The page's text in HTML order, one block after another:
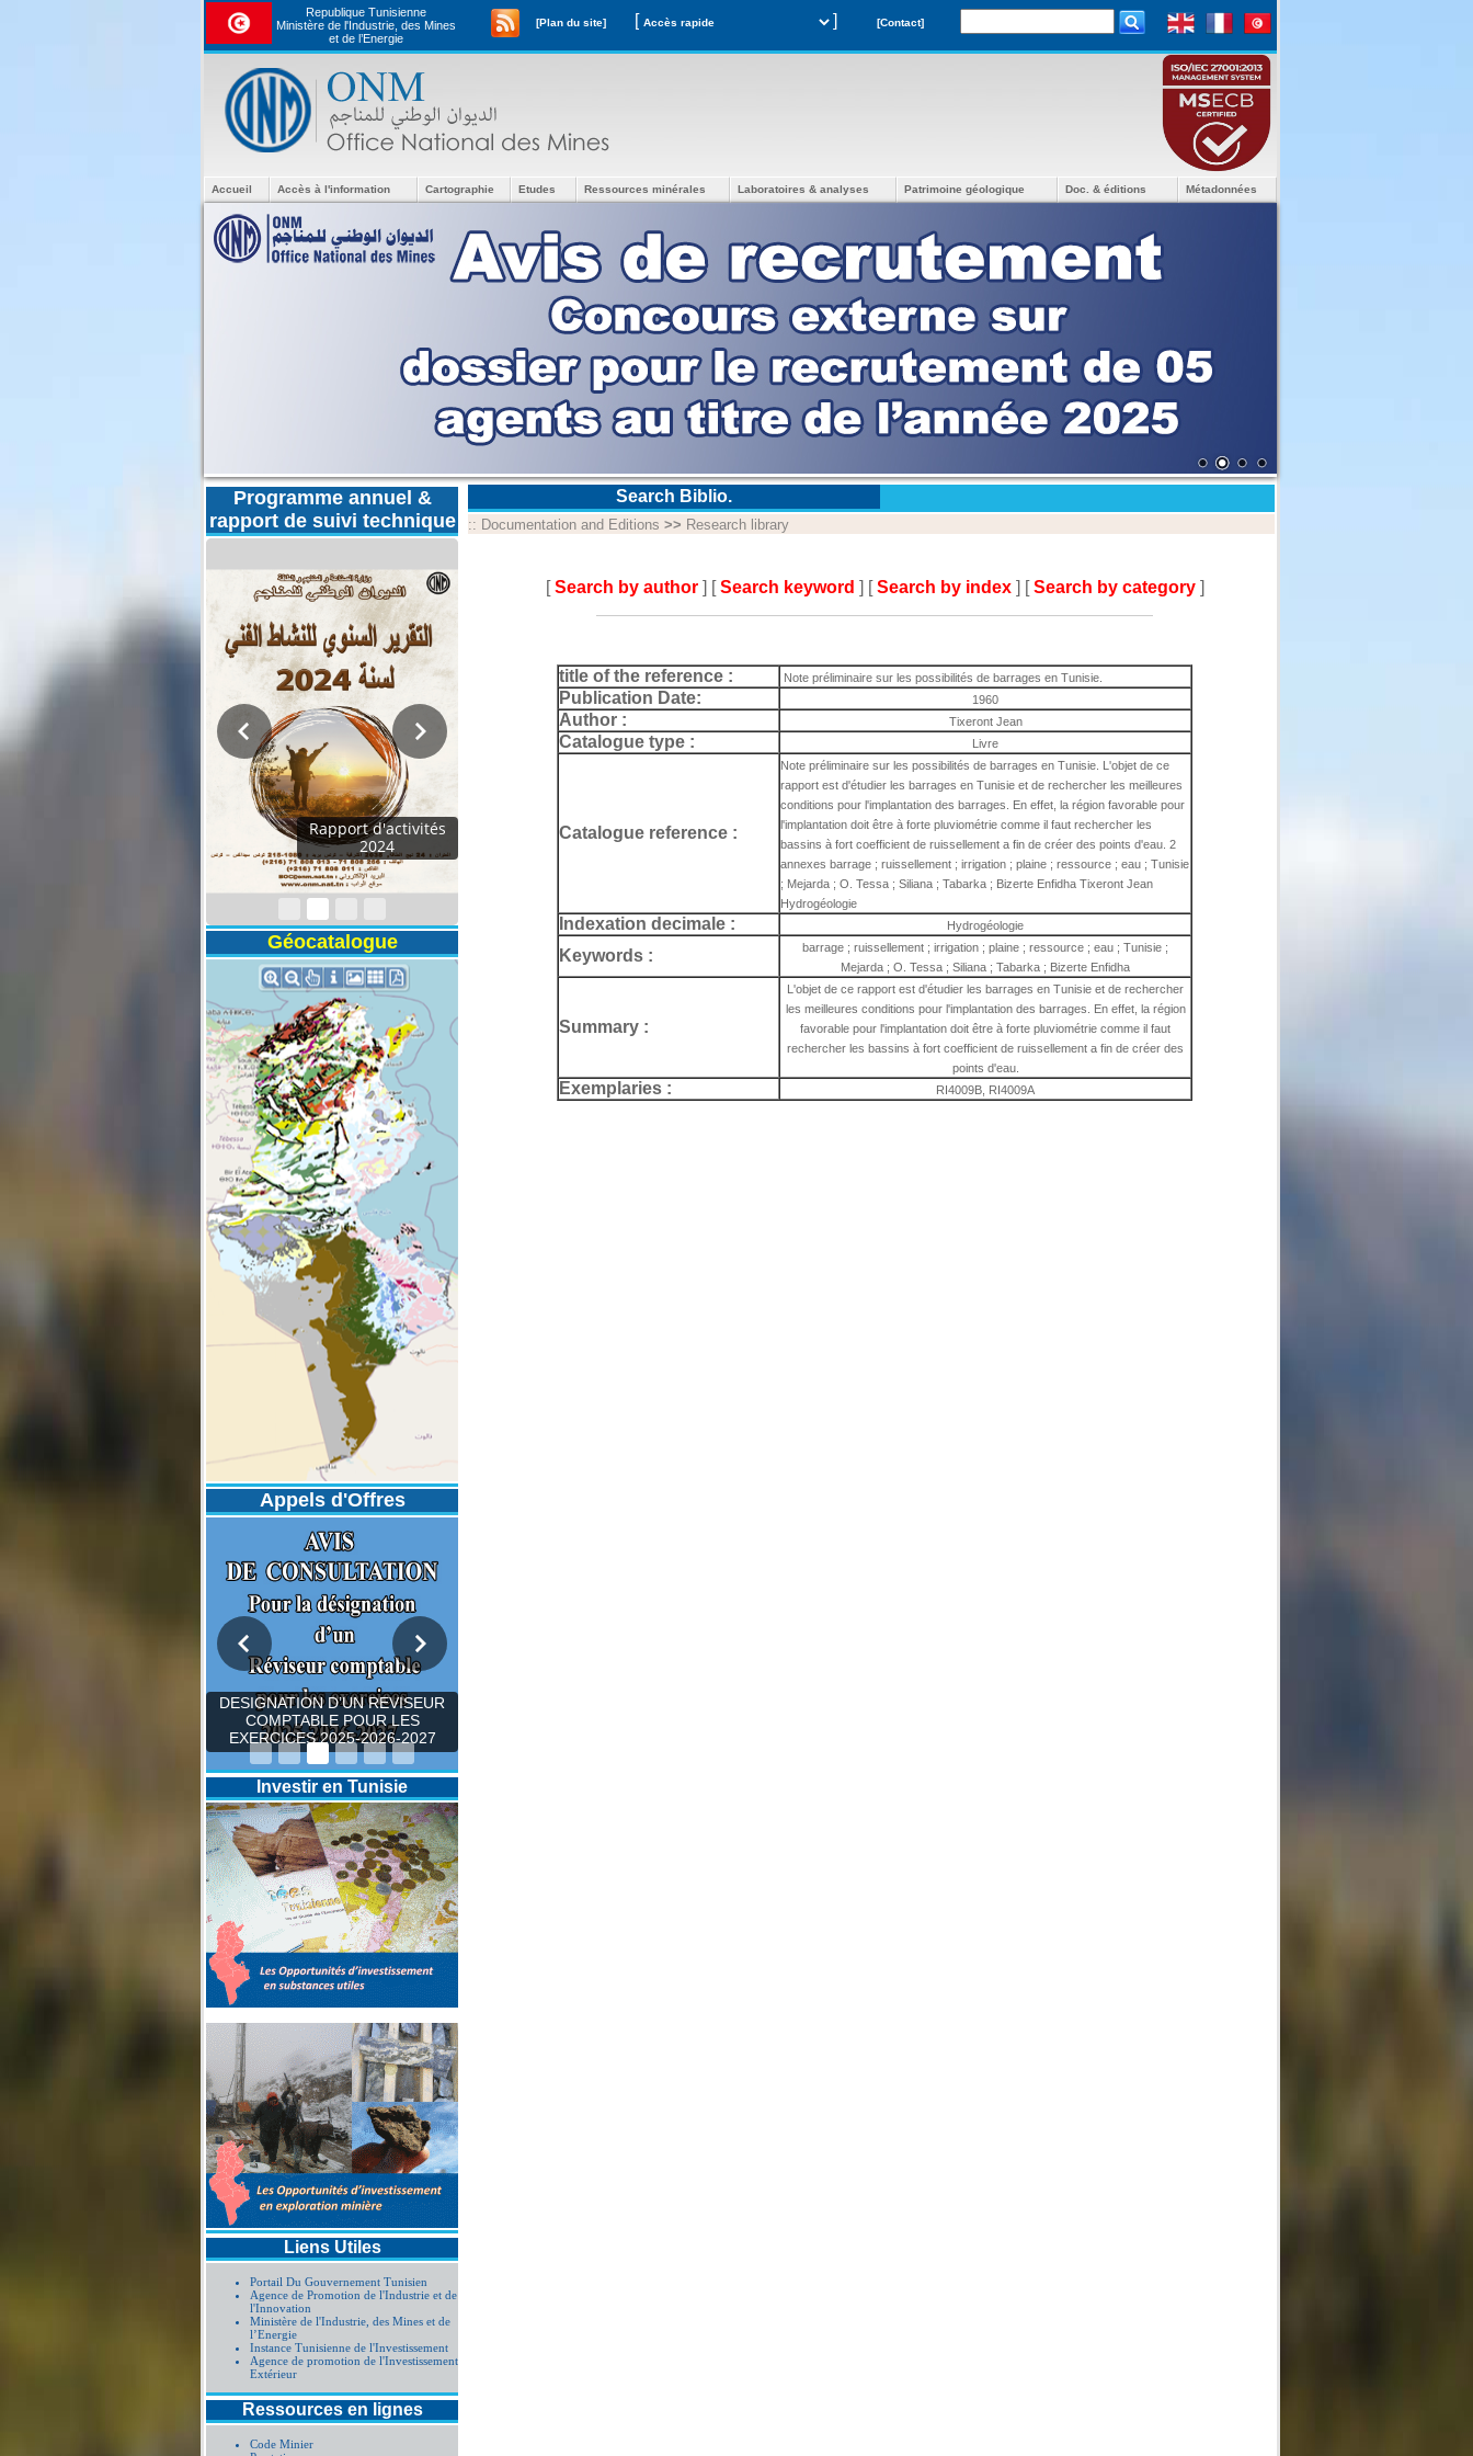
Republique Tunisienne
Ministère de l'Industrie, des Mines
et de l’Energie
[Plan du site] [ ] [Contact]
Accueil Accès à l'information Cartographie Etudes Ressources minérales Laboratoires & analyses Patrimoine géologique Doc. & éditions Métadonnées
Programme annuel &
rapport de suivi technique
Rapport d'activités
2024
Géocatalogue
Appels d'Offres
DESIGNATION D’UN REVISEUR
COMPTABLE POUR LES
EXERCICES 2025-2026-2027
Investir en Tunisie
Liens Utiles
Portail Du Gouvernement Tunisien
Agence de Promotion de l'Industrie et de
l'Innovation
Ministère de l'Industrie, des Mines et de
l’Energie
Instance Tunisienne de l'Investissement
Agence de promotion de l'Investissement
Extérieur
Ressources en lignes
Code Minier
Search Biblio.
:: Documentation and Editions >> Research library
[Search by author ] [Search keyword ] [Search by index ] [Search by category ]
title of the reference : Note préliminaire sur les possibilités de barrages en Tunisie.
Publication Date: 1960
Author : Tixeront Jean
Catalogue type : Livre
Catalogue reference :
Note préliminaire sur les possibilités de barrages en Tunisie. L'objet de ce
rapport est d'étudier les barrages en Tunisie et de rechercher les meilleures
conditions pour l'implantation des barrages. En effet, la région favorable pour
l'implantation doit être à forte pluviométrie comme il faut rechercher les
bassins à fort coefficient de ruissellement a fin de créer des points d'eau. 2
annexes barrage ; ruissellement ; irrigation ; plaine ; ressource ; eau ; Tunisie
; Mejarda ; O. Tessa ; Siliana ; Tabarka ; Bizerte Enfidha Tixeront Jean
Hydrogéologie
Indexation decimale : Hydrogéologie
Keywords :
barrage ; ruissellement ; irrigation ; plaine ; ressource ; eau ; Tunisie ;
Mejarda ; O. Tessa ; Siliana ; Tabarka ; Bizerte Enfidha
Summary :
L'objet de ce rapport est d'étudier les barrages en Tunisie et de rechercher
les meilleures conditions pour l'implantation des barrages. En effet, la région
favorable pour l'implantation doit être à forte pluviométrie comme il faut
rechercher les bassins à fort coefficient de ruissellement a fin de créer des
points d'eau.
Exemplaries : RI4009B, RI4009A